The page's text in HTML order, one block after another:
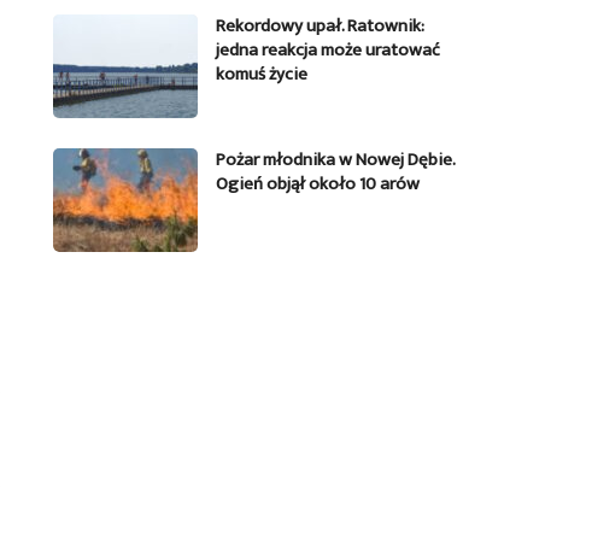
Rekordowy upał. Ratownik:
jedna reakcja może uratować
komuś życie
Pożar młodnika w Nowej Dębie.
Ogień objął około 10 arów